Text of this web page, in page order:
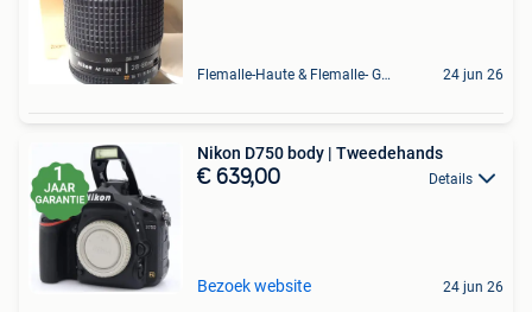
Flemalle-Haute & Flemalle- Grande & Partie Awirs 24 jun 26
Nikon D750 body | Tweedehands
€ 639,00 Details
Bezoek website 24 jun 26